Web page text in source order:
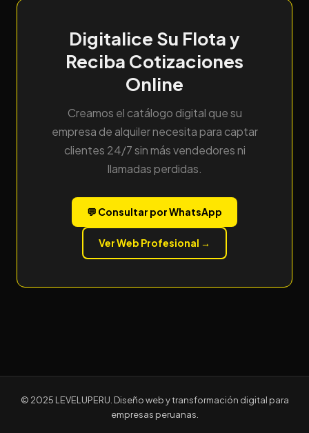
Digitalice Su Flota y
Reciba Cotizaciones
Online
Creamos el catálogo digital que su
empresa de alquiler necesita para captar
clientes 24/7 sin más vendedores ni
llamadas perdidas.
💬 Consultar por WhatsApp
Ver Web Profesional →
© 2025 LEVELUPERU. Diseño web y transformación digital para
empresas peruanas.